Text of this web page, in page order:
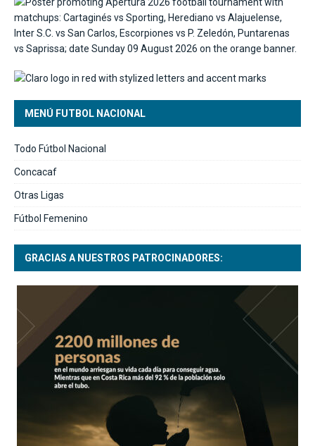
MENÚ FUTBOL NACIONAL
Todo Fútbol Nacional
Concacaf
Otras Ligas
Fútbol Femenino
GRACIAS A NUESTROS PATROCINADORES: